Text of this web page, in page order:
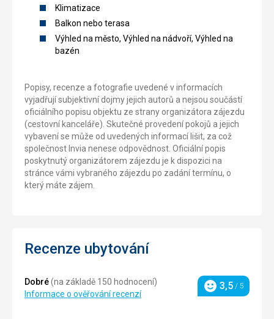
Klimatizace
Balkon nebo terasa
Výhled na město, Výhled na nádvoří, Výhled na
bazén
Popisy, recenze a fotografie uvedené v informacích
vyjadřují subjektivní dojmy jejich autorů a nejsou součástí
oficiálního popisu objektu ze strany organizátora zájezdu
(cestovní kanceláře). Skutečné provedení pokojů a jejich
vybavení se může od uvedených informací lišit, za což
společnost Invia nenese odpovědnost. Oficiální popis
poskytnutý organizátorem zájezdu je k dispozici na
stránce vámi vybraného zájezdu po zadání termínu, o
který máte zájem.
Recenze ubytování
Dobré(na základě 150 hodnocení)
Informace o ověřování recenzí
Hodnocení
3,5 / 5